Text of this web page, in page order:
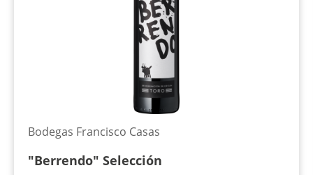
Bodegas Francisco Casas
"Berrendo" Selección